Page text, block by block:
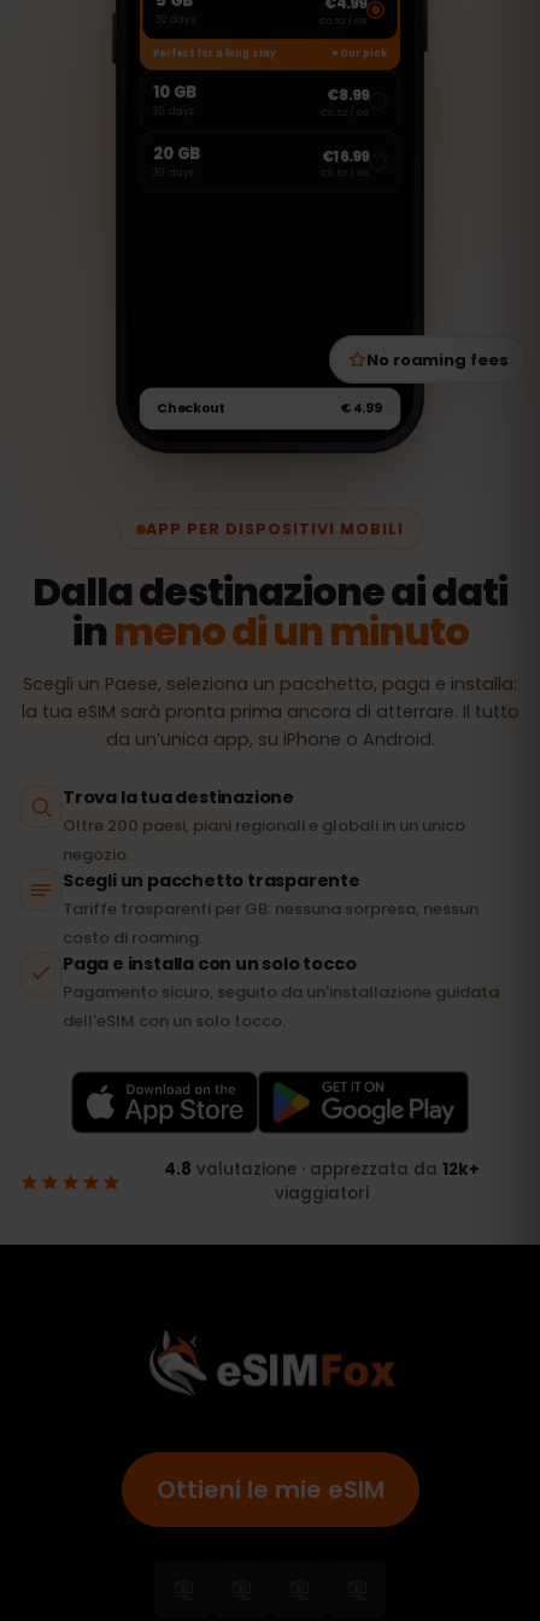
Ottieni le mie eSIM